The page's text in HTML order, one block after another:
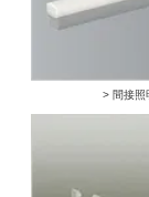
> 間接照